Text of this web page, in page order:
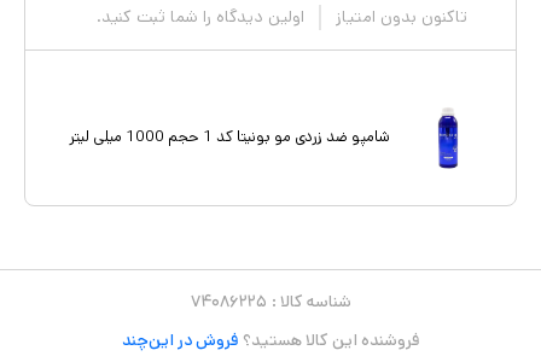
تاکنون بدون امتیاز اولین دیدگاه را شما ثبت کنید.
شامپو ضد زردی مو بونیتا کد 1 حجم 1000 میلی لیتر
شناسه کالا : ۷۴۰۸۶۲۲۵
فروشنده این کالا هستید؟ فروش در این‌چند